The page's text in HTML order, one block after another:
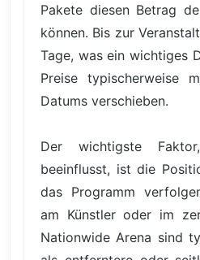
Pakete diesen Betrag
können. Bis zur
Tage, was ein wichtiges
Preise typischerweise
Datums verschieben.
Der wichtigste
beeinflusst, ist die
das Programm
am Künstler oder im
Nationwide Arena sind